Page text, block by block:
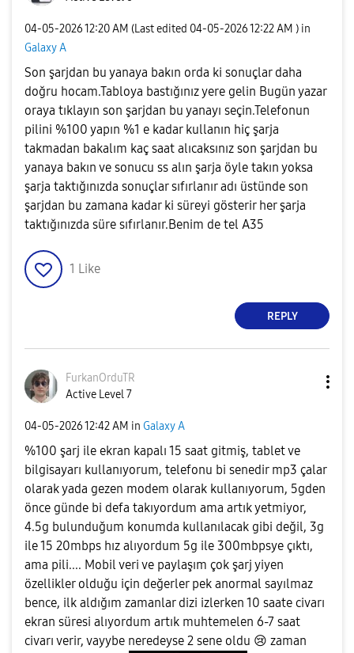
‎04-05-202612:20 AM (Last edited ‎04-05-202612:22 AM ) in
Galaxy A
Son şarjdan bu yanaya bakın orda ki sonuçlar daha
doğru hocam.Tabloya bastığınız yere gelin Bugün yazar
oraya tıklayın son şarjdan bu yanayı seçin.Telefonun
pilini %100 yapın %1 e kadar kullanın hiç şarja
takmadan bakalım kaç saat alıcaksınız son şarjdan bu
yanaya bakın ve sonucu ss alın şarja öyle takın yoksa
şarja taktığınızda sonuçlar sıfırlanır adı üstünde son
şarjdan bu zamana kadar ki süreyi gösterir her şarja
taktığınızda süre sıfırlanır.Benim de tel A35
1 Like
REPLY
FurkanOrduTR
Active Level 7
‎04-05-202612:42 AM in Galaxy A
%100 şarj ile ekran kapalı 15 saat gitmiş, tablet ve
bilgisayarı kullanıyorum, telefonu bi senedir mp3 çalar
olarak yada gezen modem olarak kullanıyorum, 5gden
önce günde bi defa takıyordum ama artık yetmiyor,
4.5g bulunduğum konumda kullanılacak gibi değil, 3g
ile 15 20mbps hız alıyordum 5g ile 300mbpsye çıktı,
ama pili.... Mobil veri ve paylaşım çok şarj yiyen
özellikler olduğu için değerler pek anormal sayılmaz
bence, ilk aldığım zamanlar dizi izlerken 10 saate civarı
ekran süresi alıyordum artık muhtemelen 6-7 saat
civarı verir, vayybe neredeyse 2 sene oldu 😢 zaman